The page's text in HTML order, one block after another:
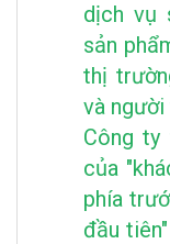
dịch vụ
sản
thị
và người
Công ty
của
phía
đầu